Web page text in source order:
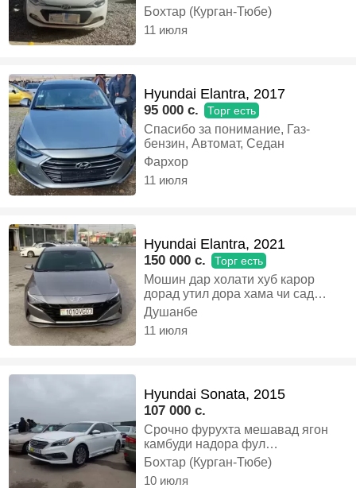
срочно пул даркорай
экономичнияй 100кл 5литр,
Бензин, Механика, Хэтчбек
Бохтар (Курган-Тюбе)
11 июля
Hyundai Elantra, 2017
95 000 c. Торг есть
Спасибо за понимание, Газ-
бензин, Автомат, Седан
Фархор
11 июля
Hyundai Elantra, 2021
150 000 c. Торг есть
Мошин дар холати хуб карор
дорад утил дора хама чи сад
фоиз бе худа занг назанен
харидори конкретно занг бзан бо
Торг дора, Бензин, Автомат,
Душанбе
11 июля
Hyundai Sonata, 2015
107 000 c.
Срочно фурухта мешавад ягон
камбуди надора фул
комплектация спорт, Бензин,
Автомат, Седан
Бохтар (Курган-Тюбе)
10 июля